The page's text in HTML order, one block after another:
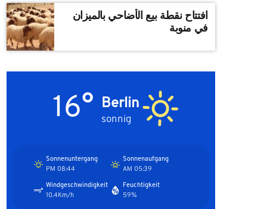
افتتاح نقطة بيع الأضاحي بالميزان
في منوبة
Berlin
sonnig
16°
Sonnenaufgang
05:39 AM
Sonnenuntergang
08:44 PM
Feuchtigkeit
59%
Windgeschwindigkeit
10.4Km/h